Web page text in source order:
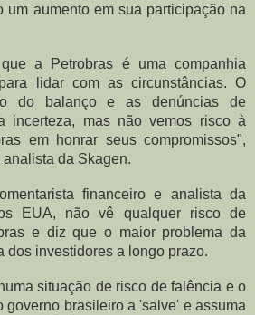
um aumento em sua participação na
a Petrobras é uma companhia
lidar com as circunstâncias. O
do balanço e as denúncias de
incerteza, mas não vemos risco à
em honrar seus compromissos",
da Skagen.
financeiro e analista da
EUA, não vê qualquer risco de
e diz que o maior problema da
dos investidores a longo prazo.
situação de risco de falência e o
governo brasileiro a 'salve' e assuma